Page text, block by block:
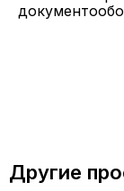
Другие